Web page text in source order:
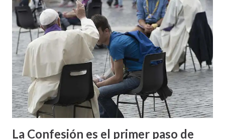
La Confesión es el primer paso de